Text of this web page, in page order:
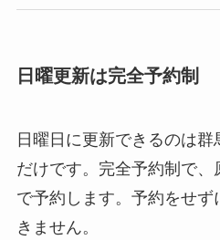
日曜更新は完全予約制
日曜日に更新できるのは
だけです。完全予約制で
で予約します。予約をせ
きません。